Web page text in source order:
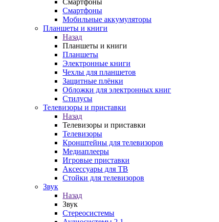
Смартфоны
Смартфоны
Мобильные аккумуляторы
Планшеты и книги
Назад
Планшеты и книги
Планшеты
Электронные книги
Чехлы для планшетов
Защитные плёнки
Обложки для электронных книг
Стилусы
Телевизоры и приставки
Назад
Телевизоры и приставки
Телевизоры
Кронштейны для телевизоров
Медиаплееры
Игровые приставки
Аксессуары для ТВ
Стойки для телевизоров
Звук
Назад
Звук
Стереосистемы